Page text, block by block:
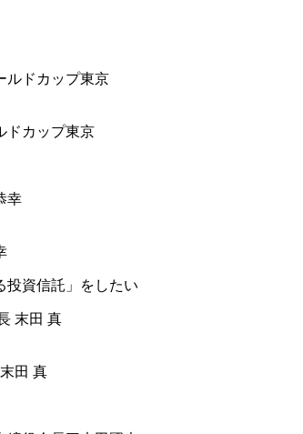
ドカップ東京
投資信託」をしたい
田 真